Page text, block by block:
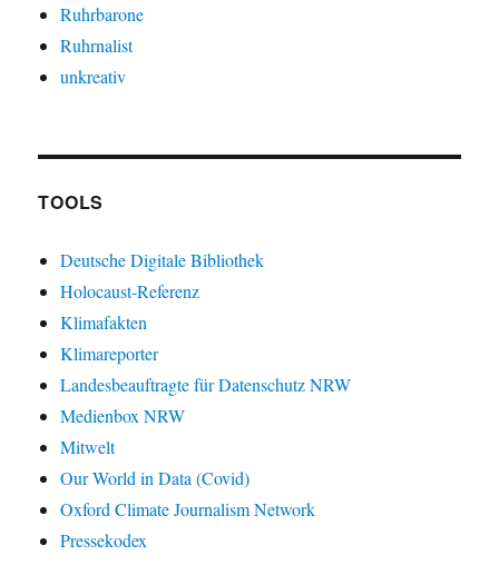
Ruhrbarone
Ruhrnalist
unkreativ
TOOLS
Deutsche Digitale Bibliothek
Holocaust-Referenz
Klimafakten
Klimareporter
Landesbeauftragte für Datenschutz NRW
Medienbox NRW
Mitwelt
Our World in Data (Covid)
Oxford Climate Journalism Network
Pressekodex